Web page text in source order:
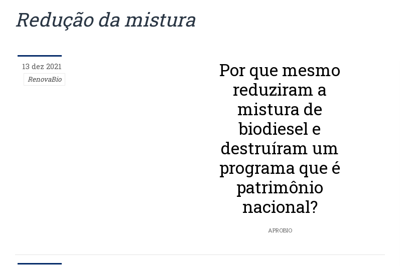
Redução da mistura
13 dez 2021
RenovaBio
Por que mesmo
reduziram a
mistura de
biodiesel e
destruíram um
programa que é
patrimônio
nacional?
APROBIO